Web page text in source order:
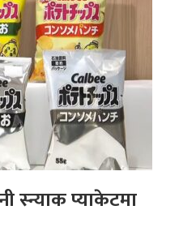
स्न्याक प्याकेटमा